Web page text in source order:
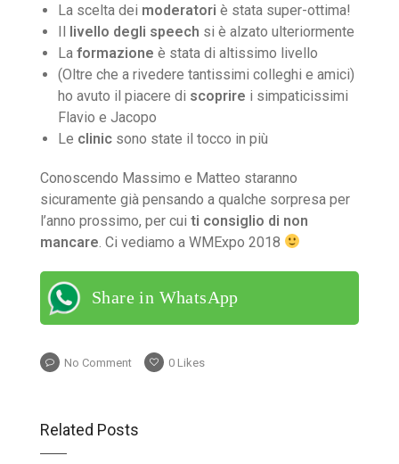
La scelta dei moderatori è stata super-ottima!
Il livello degli speech si è alzato ulteriormente
La formazione è stata di altissimo livello
(Oltre che a rivedere tantissimi colleghi e amici)
ho avuto il piacere di scoprire i simpaticissimi
Flavio e Jacopo
Le clinic sono state il tocco in più
Conoscendo Massimo e Matteo staranno
sicuramente già pensando a qualche sorpresa per
l’anno prossimo, per cui ti consiglio di non
mancare . Ci vediamo a WMExpo 2018
Share in WhatsApp
No Comment 0 Likes
Related Posts